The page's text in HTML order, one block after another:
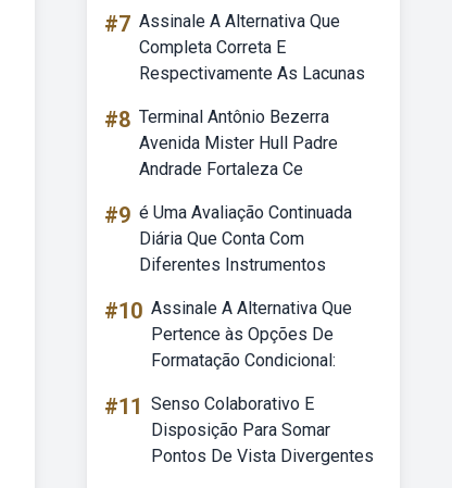
#7 Assinale A Alternativa Que
Completa Correta E
Respectivamente As Lacunas
#8 Terminal Antônio Bezerra
Avenida Mister Hull Padre
Andrade Fortaleza Ce
#9 é Uma Avaliação Continuada
Diária Que Conta Com
Diferentes Instrumentos
#10 Assinale A Alternativa Que
Pertence às Opções De
Formatação Condicional:
#11 Senso Colaborativo E
Disposição Para Somar
Pontos De Vista Divergentes